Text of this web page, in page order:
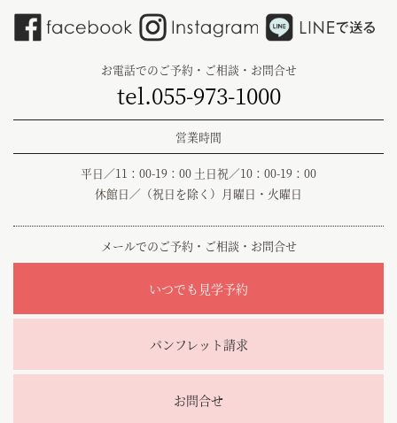
お電話でのご予約・ご相談・お問合せ
tel.055-973-1000
営業時間
平日／11：00-19：00 土日祝／10：00-19：00
休館日／（祝日を除く）月曜日・火曜日
メールでのご予約・ご相談・お問合せ
いつでも見学予約
パンフレット請求
お問合せ